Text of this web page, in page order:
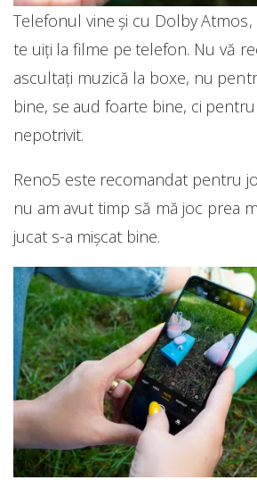
Telefonul vine și cu Dolby Atmos,
te uiți la filme pe telefon. Nu vă
ascultați muzică la boxe, nu
bine, se aud foarte bine, ci
nepotrivit.
Reno5 este recomandat pentru
nu am avut timp să mă joc prea
jucat s-a mișcat bine.